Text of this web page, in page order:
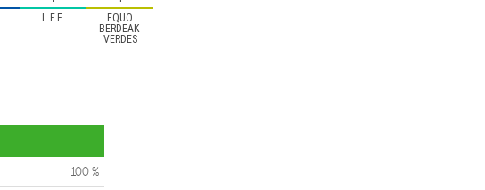
L.F.F.
EQUO
BERDEAK-
VERDES
100 %